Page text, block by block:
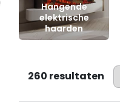
Hangende
elektrische
haarden
260 resultaten